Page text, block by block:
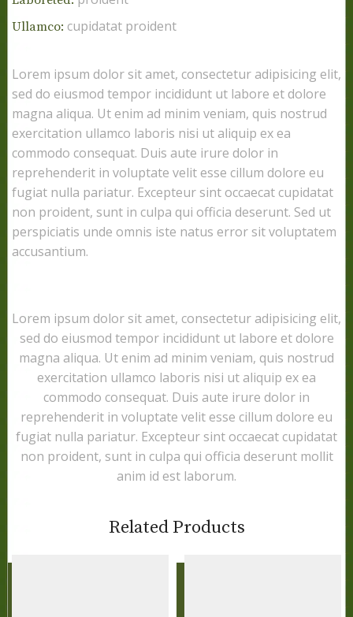
Ullamco: cupidatat proident
Lorem ipsum dolor sit amet, consectetur adipisicing elit,
sed do eiusmod tempor incididunt ut labore et dolore
magna aliqua. Ut enim ad minim veniam, quis nostrud
exercitation ullamco laboris nisi ut aliquip ex ea
commodo consequat. Duis aute irure dolor in
reprehenderit in voluptate velit esse cillum dolore eu
fugiat nulla pariatur. Excepteur sint occaecat cupidatat
non proident, sunt in culpa qui officia deserunt. Sed ut
perspiciatis unde omnis iste natus error sit voluptatem
accusantium.
Lorem ipsum dolor sit amet, consectetur adipisicing elit,
sed do eiusmod tempor incididunt ut labore et dolore
magna aliqua. Ut enim ad minim veniam, quis nostrud
exercitation ullamco laboris nisi ut aliquip ex ea
commodo consequat. Duis aute irure dolor in
reprehenderit in voluptate velit esse cillum dolore eu
fugiat nulla pariatur. Excepteur sint occaecat cupidatat
non proident, sunt in culpa qui officia deserunt mollit
anim id est laborum.
Related Products